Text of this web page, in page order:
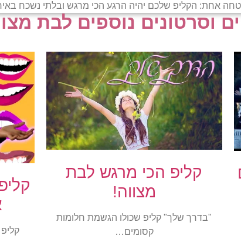
אחת: הקליפ שלכם יהיה הרגע הכי מרגש ובלתי נשכח
וסרטונים נוספים לבת
קליפ הכי מרגש לבת
מצווה!
"בדרך שלך" קליפ שכולו הגשמת חלומות
קסומים…